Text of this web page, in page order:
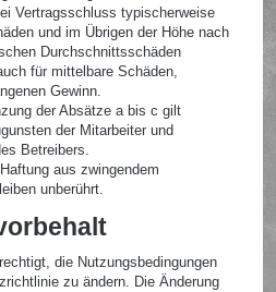
Vertragsschluss typischerweise
und im Übrigen der Höhe nach
Durchschnittsschäden
für mittelbare Schäden,
Gewinn.
der Absätze a bis c gilt
der Mitarbeiter und
Betreibers.
aus zwingendem
unberührt.
die Nutzungsbedingungen
zu ändern. Die Änderung